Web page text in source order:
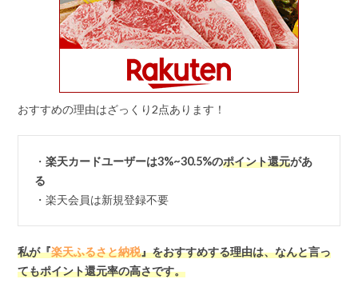
おすすめの理由はざっくり2点あります！
・楽天カードユーザーは3%~30.5%のポイント還元があ
る
・楽天会員は新規登録不要
私が『楽天ふるさと納税』をおすすめする理由は、なんと言っ
てもポイント還元率の高さです。